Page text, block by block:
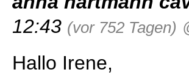
12:43 (vor 752 Tagen)
Hallo Irene,